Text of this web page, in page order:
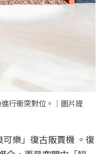
行衝突對位。｜圖片提
樂」復古販賣機 。復